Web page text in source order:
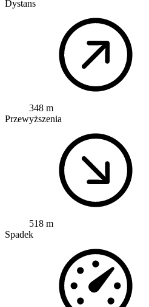
Dystans
348 m
Przewyższenia
518 m
Spadek